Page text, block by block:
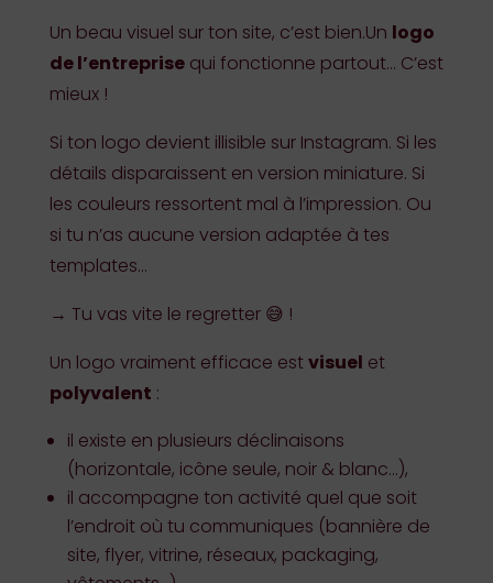
Un beau visuel sur ton site, c’est bien.Un logo
de l’entreprisequi fonctionne partout… C’est
mieux !
Si ton logo devient illisible sur Instagram. Si les
détails disparaissent en version miniature. Si
les couleurs ressortent mal à l’impression. Ou
si tu n’as aucune version adaptée à tes
templates…
→ Tu vas vite le regretter 😅 !
Un logo vraiment efficace estvisuel et
polyvalent :
il existe en plusieurs déclinaisons
(horizontale, icône seule, noir & blanc…),
il accompagne ton activité quel que soit
l’endroit où tu communiques (bannière de
site, flyer, vitrine, réseaux, packaging,